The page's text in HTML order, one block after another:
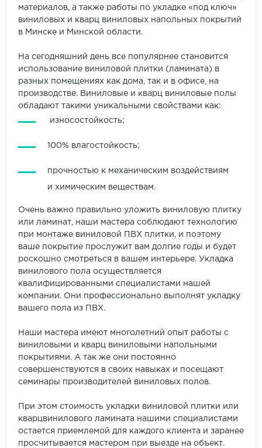
материалов, а также работы по укладке «под ключ»
виниловых и кварц виниловых напольных покрытий
в Минске и Минской области.
На сегодняшний день все популярнее становится
использование виниловой плитки (ламината) в
разных помещениях как дома, так и в офисе, на
производстве. Виниловые и кварц виниловые полы
обладают такими уникальными свойствами как:
износостойкость;
100% влагостойкость;
прочностью к механическим воздействиям
и химическим веществам.
Очень важно правильно уложить виниловую плитку
или ламинат, наши мастера соблюдают технологию
при монтаже виниловой ПВХ плитки, и поэтому
ваше покрытие прослужит вам долгие годы и будет
роскошно смотреться в вашем интерьере. Укладка
винилового пола осуществляется
квалифицированными специалистами нашей
компании. Они профессионально выполнят укладку
вашего пола из ПВХ.
Наши мастера имеют многолетний опыт работы с
виниловыми и кварц виниловыми напольными
покрытиями. А так же они постоянно
совершенствуются в своих навыках и посещают
семинары производителей виниловых полов.
При этом стоимость укладки виниловой плитки или
кварцвинилового ламината нашими специалистами
остается приемлемой для каждого клиента и заранее
просчитывается мастером при выезде на объект.